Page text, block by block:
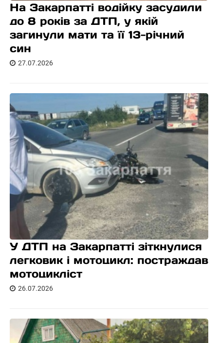
На Закарпатті водійку засудили
до 8 років за ДТП, у якій
загинули мати та її 13-річний
син
27.07.2026
У ДТП на Закарпатті зіткнулися
легковик і мотоцикл: постраждав
мотоцикліст
26.07.2026